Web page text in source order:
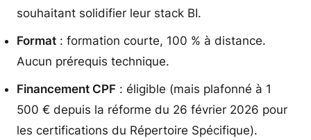
souhaitant solidifier leur stack BI.
Format : formation courte, 100 % à distance.
Aucun prérequis technique.
Financement CPF : éligible (mais plafonné à 1
500 € depuis la réforme du 26 février 2026 pour
les certifications du Répertoire Spécifique).